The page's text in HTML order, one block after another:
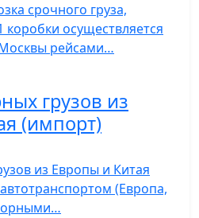
срочного груза,
коробки осуществляется
рейсами…
грузов из
(импорт)
из Европы и Китая
(Европа,